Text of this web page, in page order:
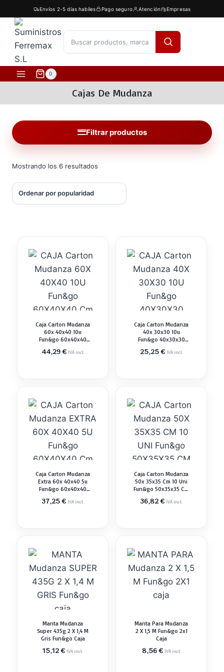
al
contenido
Envíos 2-5 días habíles Pago seguro Atención Empresas
0
Cajas De Mudanza
Filtrar productos
Mostrando los 6 resultados
Caja Carton Mudanza
60x 40x40 10u
Fun&go 60x40x40
44,29€ IVA incl.
Caja Carton Mudanza
40x 30x30 10u
Fun&go 40x30x30
25,25€ IVA incl.
Caja Carton Mudanza
Extra 60x 40x40 5u
Fun&go 60x40x40
37,25€ IVA incl.
Caja Carton Mudanza
50x 35x35 Cm 10 Uni
Fun&go 50x35x35 Cm
36,82€ IVA incl.
Manta Mudanza
Super 435g 2 X 1,4 M
Gris Fun&go Caja
15,12€ IVA incl.
Manta Para Mudanza
2 X 1,5 M Fun&go 2x1
Caja
8,56€ IVA incl.